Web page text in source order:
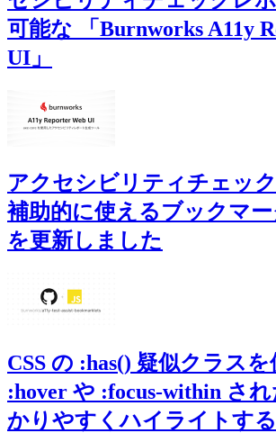
可能な 「Burnworks A11y
UI」
アクセシビリティチェッ
補助的に使えるブックマ
を更新しました
CSS の :has() 疑似クラスを
:hover や :focus-within さ
かりやすくハイライトする